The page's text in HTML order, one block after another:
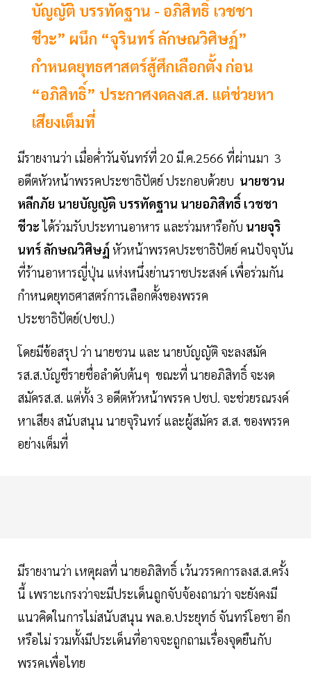
บัญญัติ บรรทัดฐาน - อภิสิทธิ์ เวชชา
ชีวะ” ผนึก “จุรินทร์ ลักษณวิศิษฏ์”
กำหนดยุทธศาสตร์สู้ศึกเลือกตั้ง ก่อน
“อภิสิทธิ์” ประกาศงดลงส.ส. แต่ช่วยหา
เสียงเต็มที่
มีรายงานว่า เมื่อค่ำวันจันทร์ที่ 20 มี.ค.2566 ที่ผ่านมา 3
อดีตหัวหน้าพรรคประชาธิปัตย์ ประกอบด้วยบ นายชวน
หลีกภัย นายบัญญัติ บรรทัดฐาน นายอภิสิทธิ์ เวชชา
ชีวะได้ร่วมรับประทานอาหาร และร่วมหารือกับ นายจุริ
นทร์ ลักษณวิศิษฏ์ หัวหน้าพรรคประชาธิปัตย์ คนปัจจุบัน
ที่ร้านอาหารญี่ปุ่น แห่งหนึ่งย่านราชประสงค์ เพื่อร่วมกัน
กำหนดยุทธศาสตร์การเลือกตั้งของพรรค
ประชาธิปัตย์(ปชป.)
โดยมีข้อสรุป ว่า นายชวน และ นายบัญญัติ จะลงสมัค
รส.ส.บัญชีรายชื่อลำดับต้นๆ ขณะที่ นายอภิสิทธิ์ จะงด
สมัครส.ส. แต่ทั้ง 3 อดีตหัวหน้าพรรค ปชป. จะช่วยรณรงค์
หาเสียง สนับสนุน นายจุรินทร์ และผู้สมัคร ส.ส. ของพรรค
อย่างเต็มที่
มีรายงานว่า เหตุผลที่ นายอภิสิทธิ์ เว้นวรรคการลงส.ส.ครั้ง
นี้ เพราะเกรงว่าจะมีประเด็นถูกจับจ้องถามว่า จะยังคงมี
แนวคิดในการไม่สนับสนุน พล.อ.ประยุทธ์ จันทร์โอชา อีก
หรือไม่ รวมทั้งมีประเด็นที่อาจจะถูกถามเรื่องจุดยืนกับ
พรรคเพื่อไทย